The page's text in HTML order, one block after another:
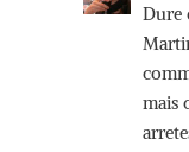
Dure
mais